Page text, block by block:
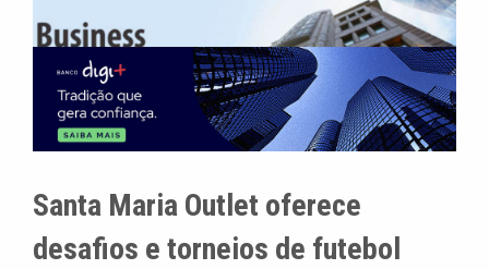
Santa Maria Outlet oferece
desafios e torneios de futebol